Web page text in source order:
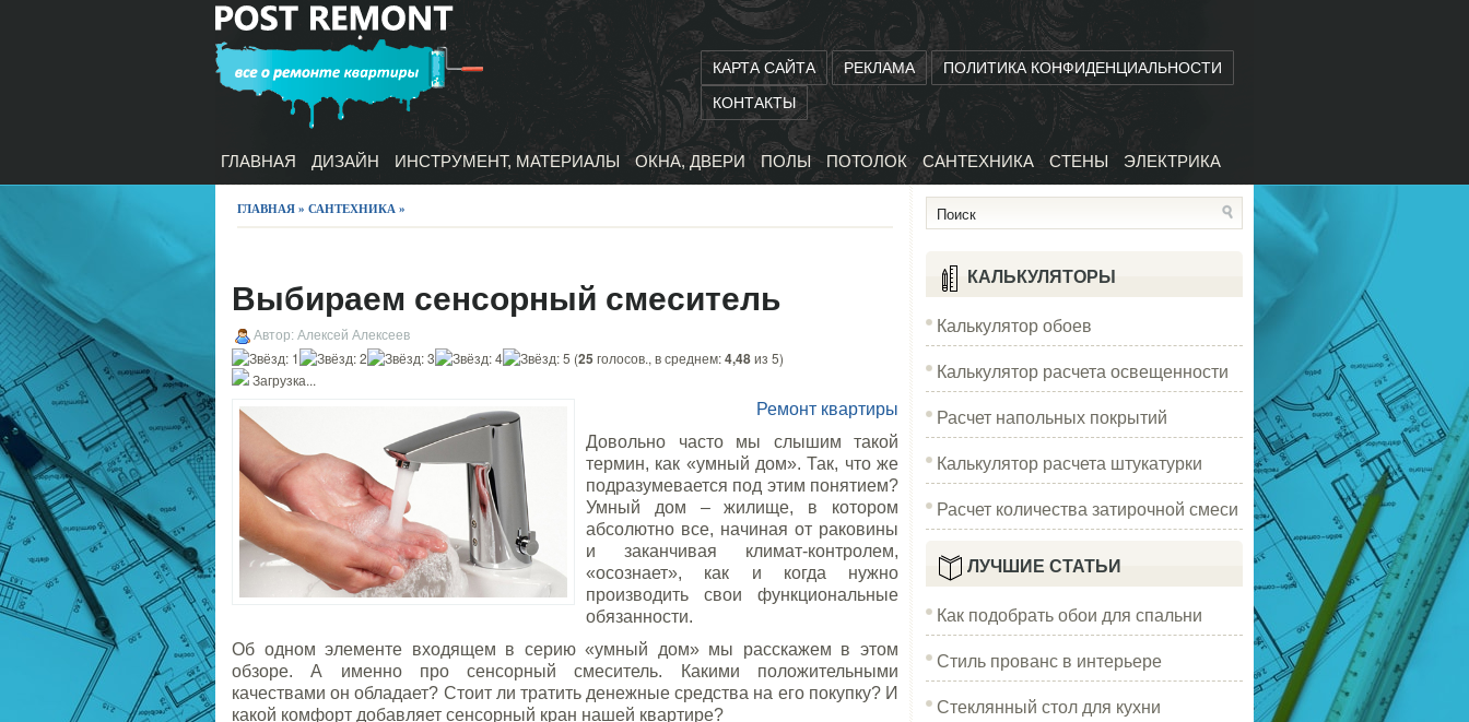
КАРТА САЙТА РЕКЛАМА
ПОЛИТИКА КОНФИДЕНЦИАЛЬНОСТИ
КОНТАКТЫ
ГЛАВНАЯ ДИЗАЙН ИНСТРУМЕНТ, МАТЕРИАЛЫ ОКНА, ДВЕРИ ПОЛЫ ПОТОЛОК САНТЕХНИКА СТЕНЫ ЭЛЕКТРИКА
ГЛАВНАЯ » САНТЕХНИКА »
Выбираем сенсорный смеситель
Автор: Алексей Алексеев
(25 голосов., в среднем:4,48из 5)
Загрузка...
Ремонт квартиры
Довольно часто мы слышим такой
термин, как «умный дом». Так, что же
подразумевается под этим понятием?
Умный дом – жилище, в котором
абсолютно все, начиная от раковины
и заканчивая климат-контролем,
«осознает», как и когда нужно
производить свои функциональные
обязанности.
Об одном элементе входящем в серию «умный дом» мы расскажем в этом
обзоре. А именно про сенсорный смеситель. Какими положительными
качествами он обладает? Стоит ли тратить денежные средства на его покупку? И
какой комфорт добавляет сенсорный кран нашей квартире?
КАЛЬКУЛЯТОРЫ
Калькулятор обоев
Калькулятор расчета освещенности
Расчет напольных покрытий
Калькулятор расчета штукатурки
Расчет количества затирочной смеси
ЛУЧШИЕ СТАТЬИ
Как подобрать обои для спальни
Стиль прованс в интерьере
Стеклянный стол для кухни